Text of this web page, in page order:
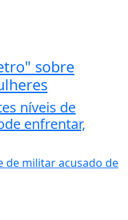
sobre
níveis de
enfrentar,